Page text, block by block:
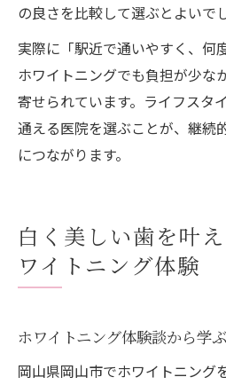
の良さを比較して選ぶとよいで
実際に「駅近で通いやすく、何
ホワイトニングでも負担が少な
寄せられています。ライフスタ
通える医院を選ぶことが、継続
につながります。
白く美しい歯を叶
ワイトニング体験
ホワイトニング体験談から学
岡山県岡山市でホワイトニング